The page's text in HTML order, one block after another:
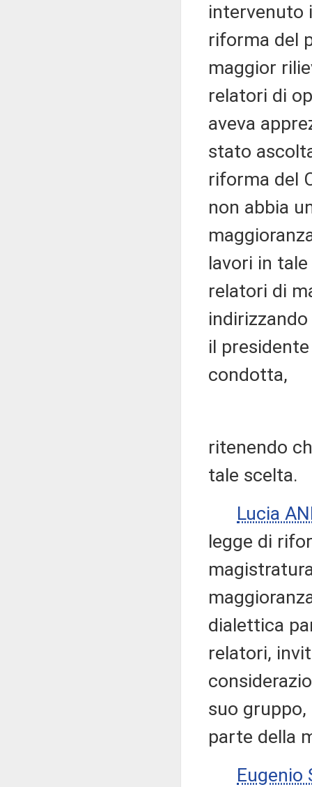
intervenuto
riforma del
maggior
relatori di
aveva
stato
riforma del
non abbia
lavori in
relatori di
il
condotta,
ritenendo
tale scelta.
Lucia
legge di
dialettica
relatori,
suo
parte della
Eugenio